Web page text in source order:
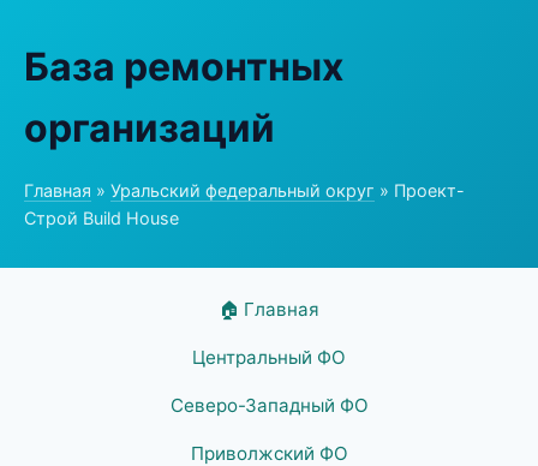
База ремонтных
организаций
Главная » Уральский федеральный округ » Проект-
Строй Build House
🏠 Главная
Центральный ФО
Северо-Западный ФО
Приволжский ФО